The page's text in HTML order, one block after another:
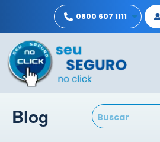
0800 607 1111
Blog